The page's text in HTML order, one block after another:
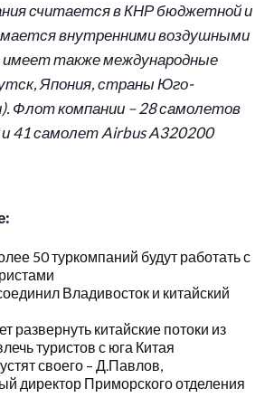
считается в КНР бюджетной и
внутренними воздушными
имеет также международные
Япония, страны Юго-
Флот компании – 28 самолетов
41 самолет Airbus A320200
50 туркомпаний будут работать с
Владивосток и китайский
развернуть китайские потоки из
туристов с юга Китая
своего – Д.Павлов,
директор Приморского отделения